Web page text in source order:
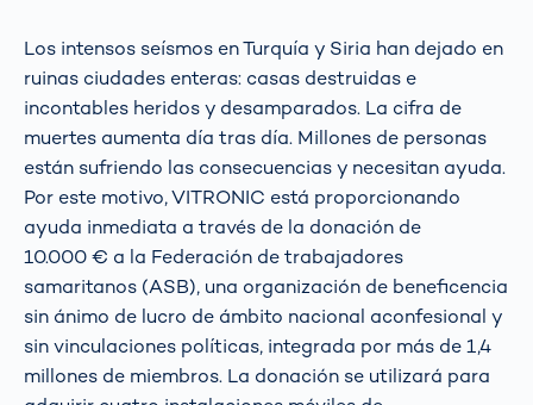
Los intensos seísmos en Turquía y Siria han dejado en
ruinas ciudades enteras: casas destruidas e
incontables heridos y desamparados. La cifra de
muertes aumenta día tras día. Millones de personas
están sufriendo las consecuencias y necesitan ayuda.
Por este motivo, VITRONIC está proporcionando
ayuda inmediata a través de la donación de
10.000 € a la Federación de trabajadores
samaritanos (ASB), una organización de beneficencia
sin ánimo de lucro de ámbito nacional aconfesional y
sin vinculaciones políticas, integrada por más de 1,4
millones de miembros. La donación se utilizará para